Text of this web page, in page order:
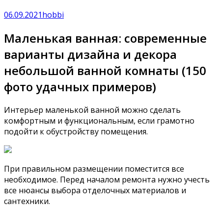
06.09.2021hobbi
Маленькая ванная: современные
варианты дизайна и декора
небольшой ванной комнаты (150
фото удачных примеров)
Интерьер маленькой ванной можно сделать
комфортным и функциональным, если грамотно
подойти к обустройству помещения.
При правильном размещении поместится все
необходимое. Перед началом ремонта нужно учесть
все нюансы выбора отделочных материалов и
сантехники.